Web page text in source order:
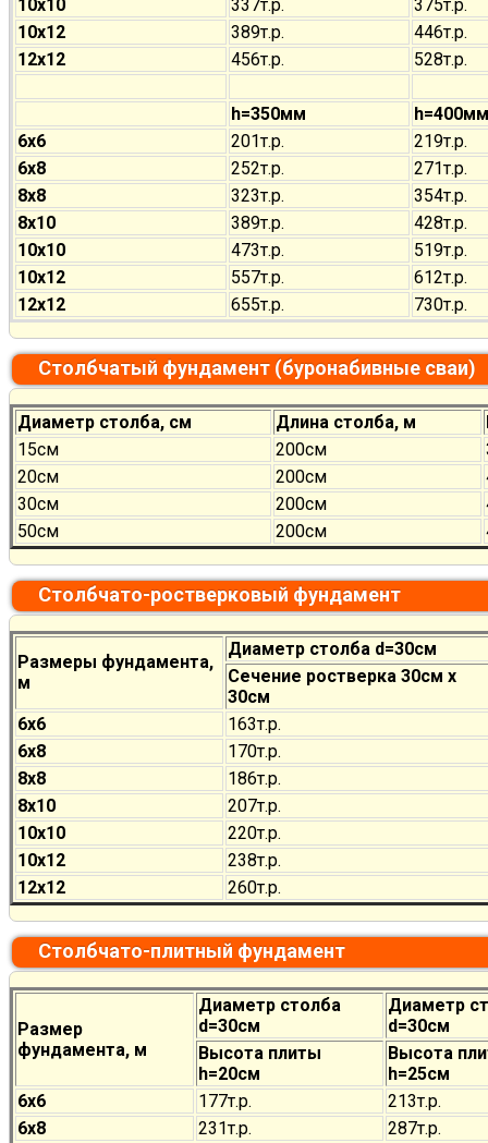
10х10
337т.р.
375т.р.
10х12
389т.р.
446т.р.
12х12
456т.р. 528т.р.
h=350мм
h=400мм
6х6
201т.р.
219т.р.
6х8
252т.р.
271т.р.
8х8
323т.р.
354т.р.
8х10
389т.р.
428т.р.
10х10
473т.р.
519т.р.
10х12
557т.р.
612т.р.
12х12
655т.р. 730т.р.
Столбчатый фундамент (буронабивные сваи)
Диаметр столба, см Длина столба, м
15см
200см
20см
200см
30см
200см
50см
200см
Столбчато-ростверковый фундамент
Размеры фундамента,
м
Диаметр столба d=30см
Сечение ростверка 30см х
30см
6х6
163т.р.
6х8
170т.р.
8х8
186т.р.
8х10
207т.р.
10х10
220т.р.
10х12
238т.р.
12х12
260т.р.
Столбчато-плитный фундамент
Размер
фундамента, м
Диаметр столба
d=30см
Диаметр
d=30см
Высота плиты
h=20см
Высота
h=25см
6х6
177т.р. 213т.р.
6х8
231т.р. 287т.р.